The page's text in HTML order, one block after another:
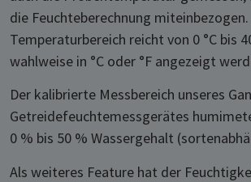
die Feuchteberechnung
Temperaturbereich reicht von 0 °C bis
wahlweise in °C oder °F angezeigt
Der kalibrierte Messbereich unseres
Getreidefeuchtemessgerätes
0 % bis 50 % Wassergehalt
Als weiteres Feature hat der